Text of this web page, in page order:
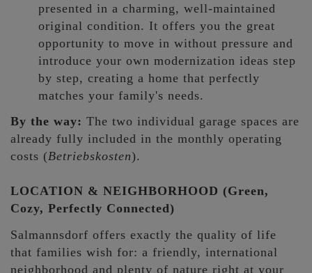
presented in a charming, well-maintained
original condition. It offers you the great
opportunity to move in without pressure and
introduce your own modernization ideas step
by step, creating a home that perfectly
matches your family's needs.
By the way: The two individual garage spaces are
already fully included in the monthly operating
costs (Betriebskosten).
LOCATION & NEIGHBORHOOD (Green,
Cozy, Perfectly Connected)
Salmannsdorf offers exactly the quality of life
that families wish for: a friendly, international
neighborhood and plenty of nature right at your